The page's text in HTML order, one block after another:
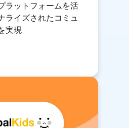
ラットフォームを活
ライズされたコミュ
実現